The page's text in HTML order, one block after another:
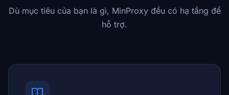
Dù mục tiêu của bạn là gì, MinProxy đều có hạ tầng để
hỗ trợ.